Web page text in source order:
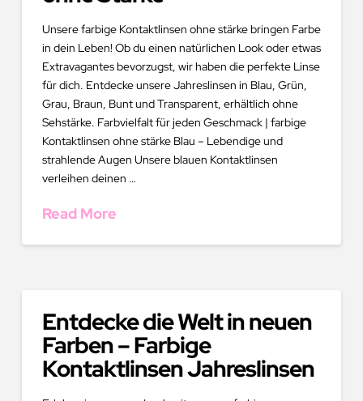
Unsere farbige Kontaktlinsen ohne stärke bringen Farbe
in dein Leben! Ob du einen natürlichen Look oder etwas
Extravagantes bevorzugst, wir haben die perfekte Linse
für dich. Entdecke unsere Jahreslinsen in Blau, Grün,
Grau, Braun, Bunt und Transparent, erhältlich ohne
Sehstärke. Farbvielfalt für jeden Geschmack | farbige
Kontaktlinsen ohne stärke Blau – Lebendige und
strahlende Augen Unsere blauen Kontaktlinsen
verleihen deinen …
Read More
Entdecke die Welt in neuen
Farben – Farbige
Kontaktlinsen Jahreslinsen